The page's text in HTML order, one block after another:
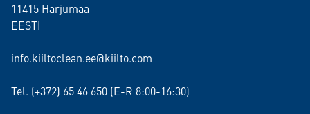
11415 Harjumaa
EESTI
info.kiiltoclean.ee@kiilto.com
Tel. (+372) 65 46 650 (E-R 8:00-16:30)